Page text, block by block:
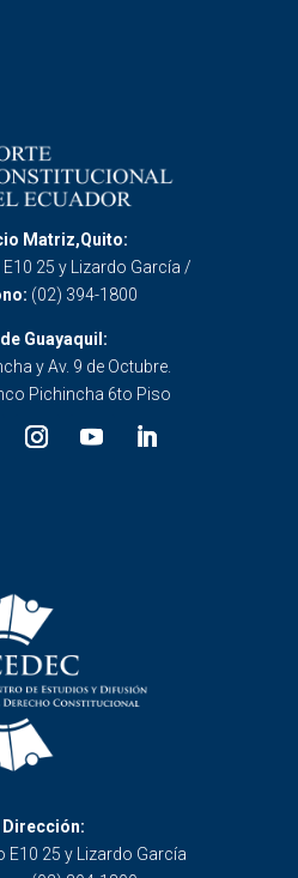
Matriz,Quito:
25 y Lizardo García /
(02) 394-1800
Guayaquil:
y Av. 9 de Octubre.
Pichincha 6to Piso
Dirección:
E10 25 y Lizardo García